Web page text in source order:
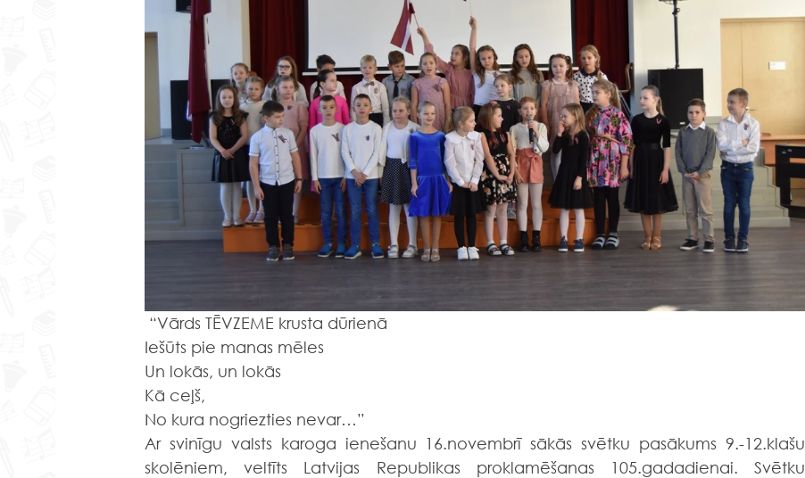
“Vārds TĒVZEME krusta dūrienā
Iešūts pie manas mēles
Un lokās, un lokās
Kā ceļš,
No kura nogriezties nevar…”
Ar svinīgu valsts karoga ienešanu 16.novembrī sākās svētku pasākums 9.-12.klašu
skolēniem, veltīts Latvijas Republikas proklamēšanas 105.gadadienai. Svētku